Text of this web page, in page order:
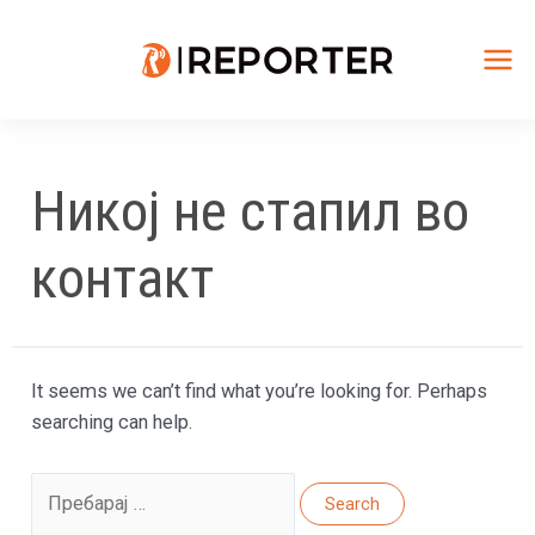
Никој не стапил во
контакт
It seems we can’t find what you’re looking for. Perhaps
searching can help.